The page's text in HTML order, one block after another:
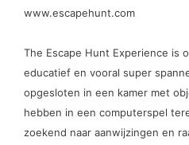
www.escapehunt.com
The Escape Hunt Experience is
educatief en vooral super
opgesloten in een kamer met
hebben in een computerspel
zoekend naar aanwijzingen en